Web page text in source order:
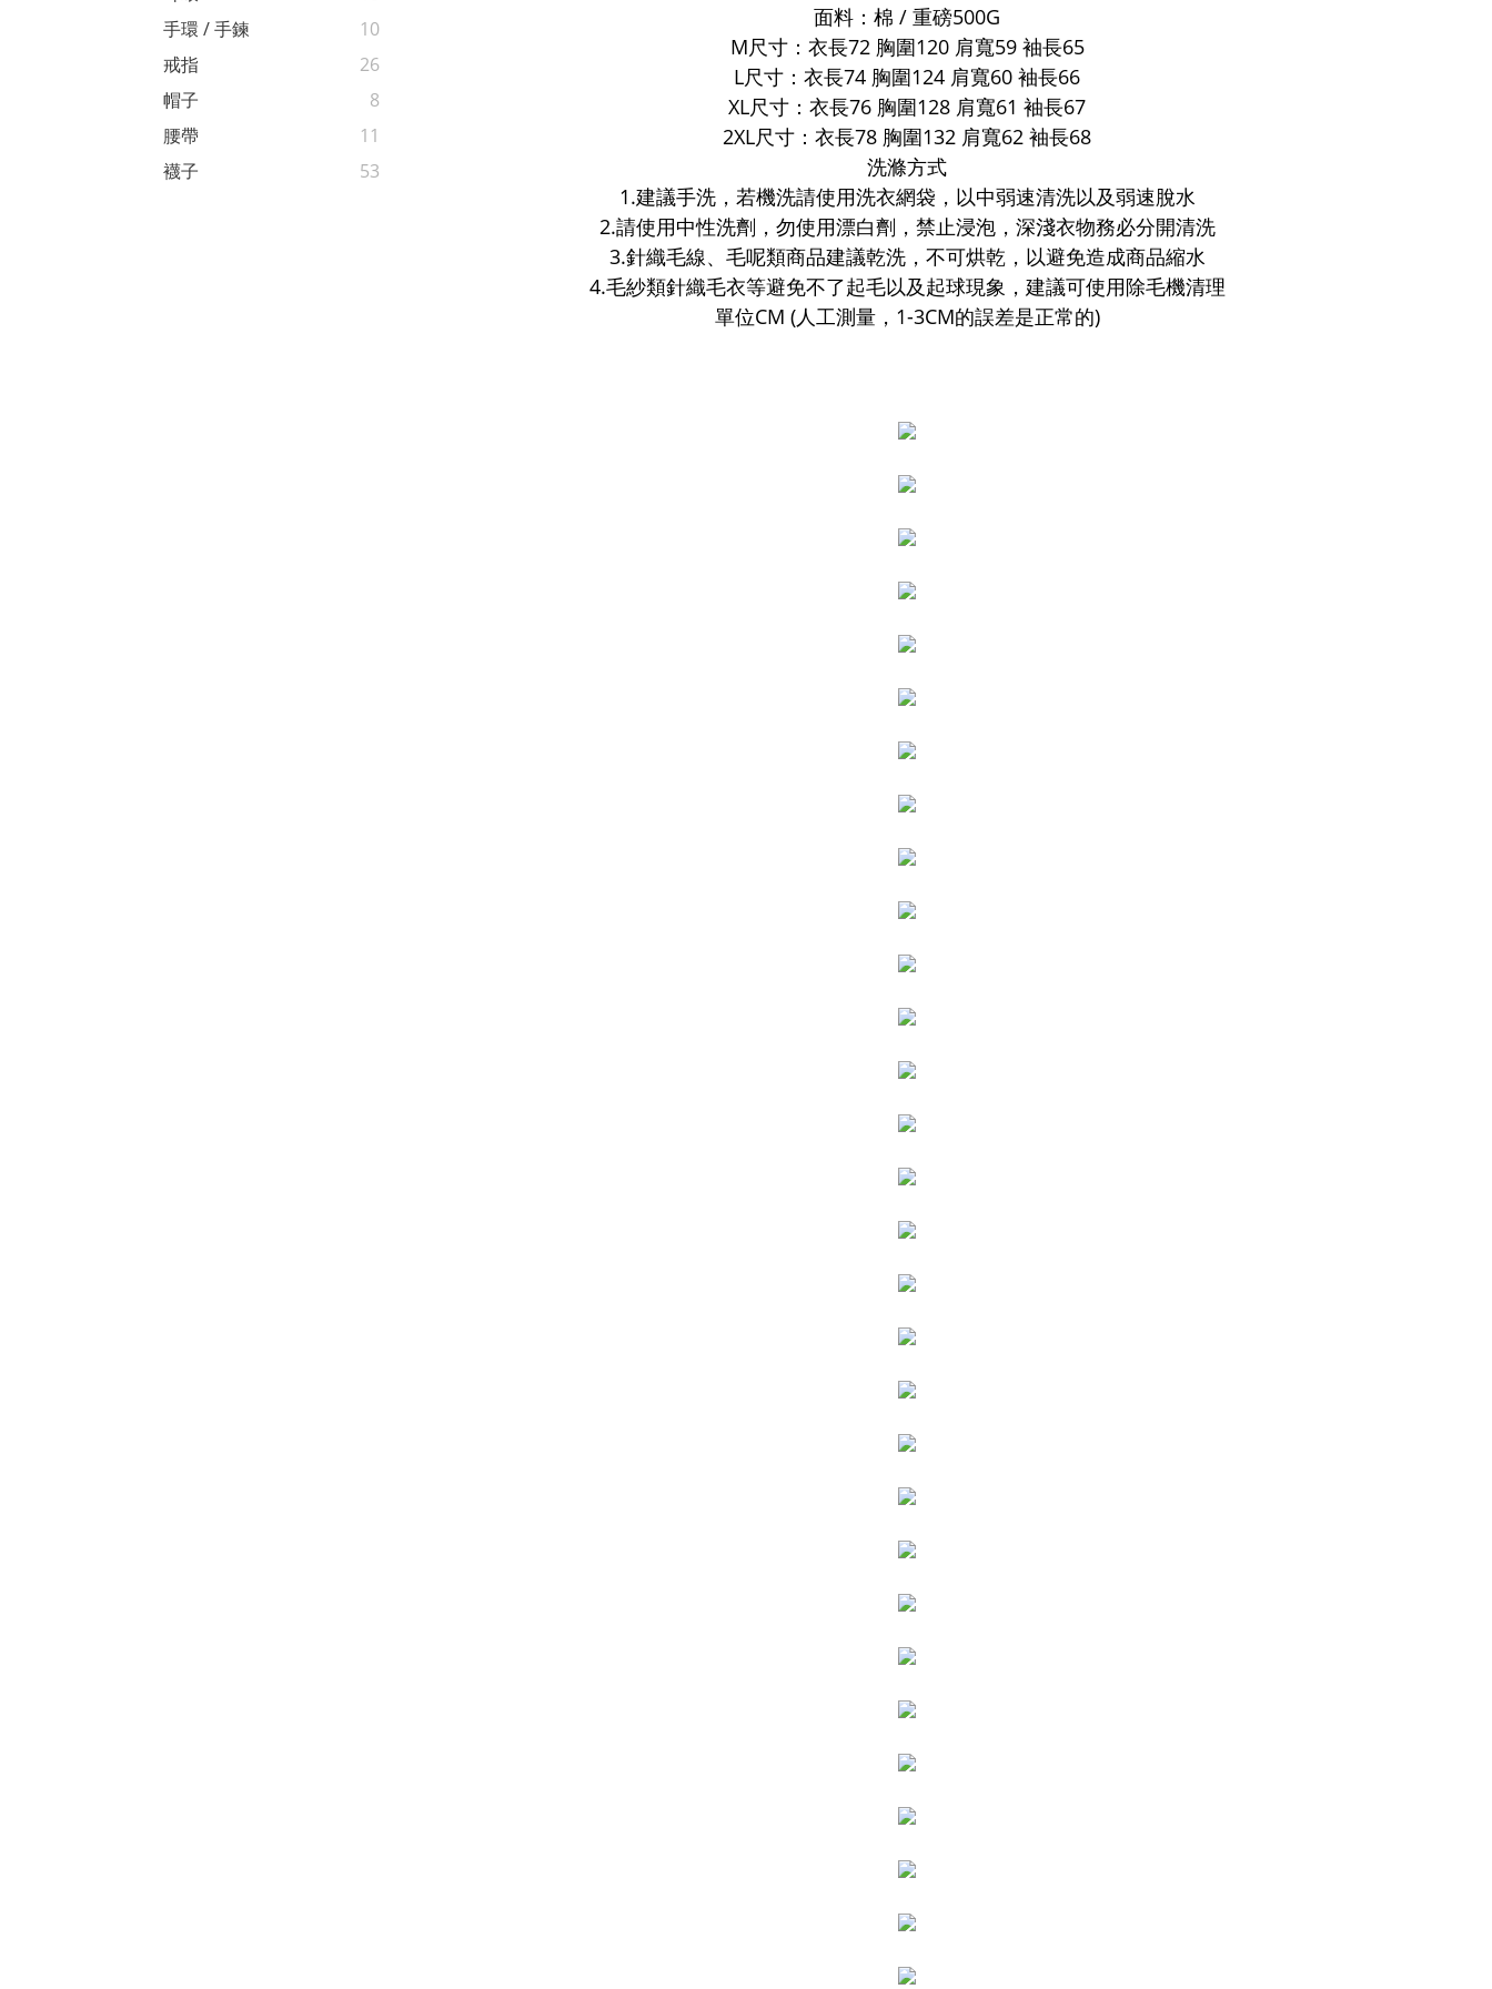
手環 / 手鍊
10
戒指
26
帽子
8
腰帶
11
襪子
53
面料：棉 / 重磅500G
M尺寸：衣長72 胸圍120 肩寬59 袖長65
L尺寸：衣長74 胸圍124 肩寬60 袖長66
XL尺寸：衣長76 胸圍128 肩寬61 袖長67
2XL尺寸：衣長78 胸圍132 肩寬62 袖長68
洗滌方式
1.建議手洗，若機洗請使用洗衣網袋，以中弱速清洗以及弱速脫水
2.請使用中性洗劑，勿使用漂白劑，禁止浸泡，深淺衣物務必分開清洗
3.針織毛線、毛呢類商品建議乾洗，不可烘乾，以避免造成商品縮水
4.毛紗類針織毛衣等避免不了起毛以及起球現象，建議可使用除毛機清理
單位CM (人工測量，1-3CM的誤差是正常的)